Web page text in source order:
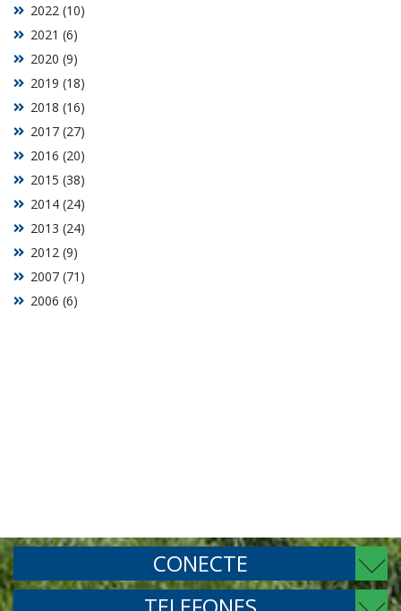
2006 (6)
2007 (71)
2012 (9)
2013 (24)
2014 (24)
2015 (38)
2016 (20)
2017 (27)
2018 (16)
2019 (18)
2020 (9)
2021 (6)
2022 (10)
CONECTE